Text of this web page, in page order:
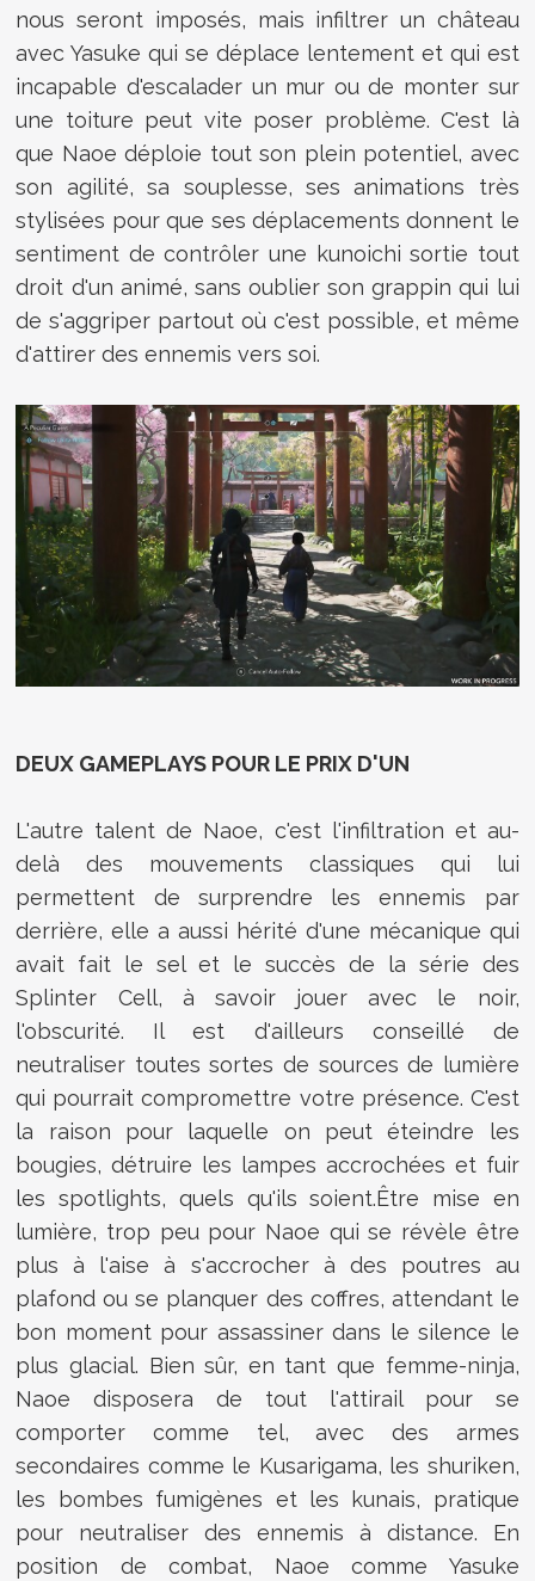
nous seront imposés, mais infiltrer un château
avec Yasuke qui se déplace lentement et qui est
incapable d'escalader un mur ou de monter sur
une toiture peut vite poser problème. C'est là
que Naoe déploie tout son plein potentiel, avec
son agilité, sa souplesse, ses animations très
stylisées pour que ses déplacements donnent le
sentiment de contrôler une kunoichi sortie tout
droit d'un animé, sans oublier son grappin qui lui
de s'aggriper partout où c'est possible, et même
d'attirer des ennemis vers soi.
DEUX GAMEPLAYS POUR LE PRIX D'UN
L'autre talent de Naoe, c'est l'infiltration et au-
delà des mouvements classiques qui lui
permettent de surprendre les ennemis par
derrière, elle a aussi hérité d'une mécanique qui
avait fait le sel et le succès de la série des
Splinter Cell, à savoir jouer avec le noir,
l'obscurité. Il est d'ailleurs conseillé de
neutraliser toutes sortes de sources de lumière
qui pourrait compromettre votre présence. C'est
la raison pour laquelle on peut éteindre les
bougies, détruire les lampes accrochées et fuir
les spotlights, quels qu'ils soient.Être mise en
lumière, trop peu pour Naoe qui se révèle être
plus à l'aise à s'accrocher à des poutres au
plafond ou se planquer des coffres, attendant le
bon moment pour assassiner dans le silence le
plus glacial. Bien sûr, en tant que femme-ninja,
Naoe disposera de tout l'attirail pour se
comporter comme tel, avec des armes
secondaires comme le Kusarigama, les shuriken,
les bombes fumigènes et les kunais, pratique
pour neutraliser des ennemis à distance. En
position de combat, Naoe comme Yasuke